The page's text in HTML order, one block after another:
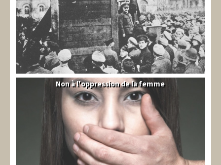
Syrie
Non à l'oppression de la femme